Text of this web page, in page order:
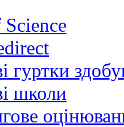
гуртки
школи